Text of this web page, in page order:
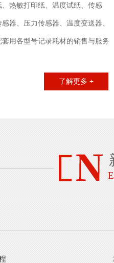
热敏打印纸、温度试纸、传感
器、压力传感器、温度变送器、
用各型号记录耗材的销售与服务
链运输、仓储、半导体、大学院
了解更多 +